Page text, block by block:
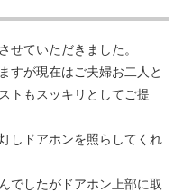
せていただきました。
すが現在はご夫婦お二人と
トもスッキリとしてご提
しドアホンを照らしてくれ
でしたがドアホン上部に取